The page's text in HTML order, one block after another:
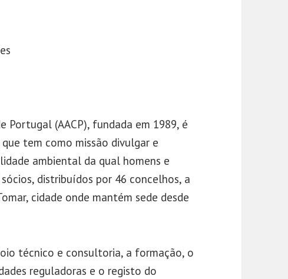
Portugal (AACP), fundada em 1989, é
tem como missão divulgar e
ambiental da qual homens e
distribuídos por 46 concelhos, a
cidade onde mantém sede desde
técnico e consultoria, a formação, o
reguladoras e o registo do